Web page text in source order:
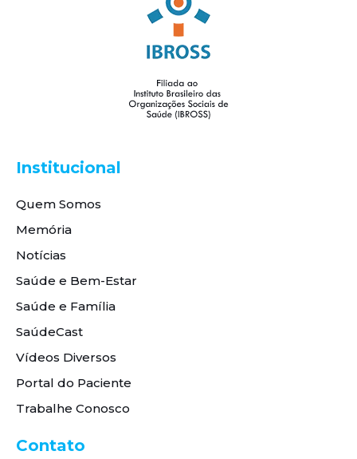
Institucional
Quem Somos
Memória
Notícias
Saúde e Bem-Estar
Saúde e Família
SaúdeCast
Vídeos Diversos
Portal do Paciente
Trabalhe Conosco
Contato